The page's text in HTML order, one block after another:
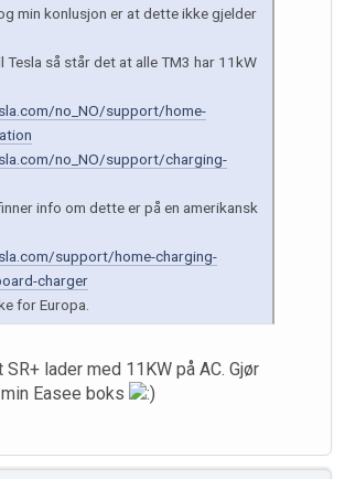
min konlusjon er at dette ikke gjelder
Tesla så står det at alle TM3 har 11kW
no_NO/support/home-
no_NO/support/charging-
info om dette er på en amerikansk
support/home-charging-
charger
for Europa.
SR+ lader med 11KW på AC. Gjør
Easee boks